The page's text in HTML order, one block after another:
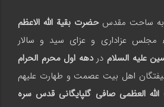
ساحت مقدسحضرت بقیة الله الاعظم
مجلس عزاداری و عزای سید و سالار
علیه السلام دردهه اول محرم الحرام
اهل بیت عصمت و طهارت علیهم
العظمی صافی گلپایگانی قدس سره